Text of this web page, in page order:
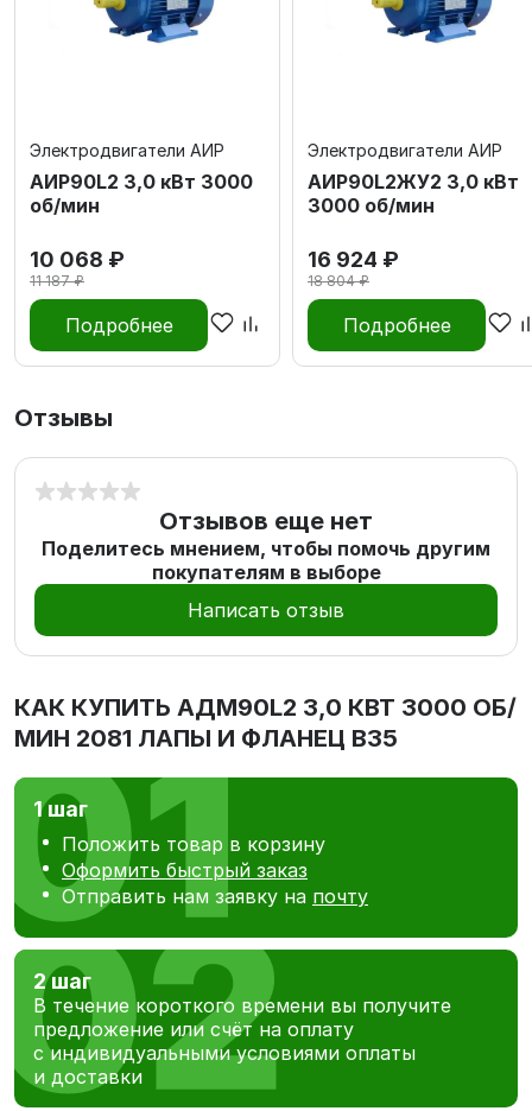
Электродвигатели АИР
АИР90L2 3,0 кВт 3000
об/мин
10 068 ₽
11 187 ₽
Подробнее
Электродвигатели АИР
АИР90L2ЖУ2 3,0 кВт
3000 об/мин
16 924 ₽
18 804 ₽
Подробнее
Отзывы
Отзывов еще нет
Поделитесь мнением, чтобы помочь другим
покупателям в выборе
Написать отзыв
КАК КУПИТЬ АДМ90L2 3,0 КВТ 3000 ОБ/
МИН 2081 ЛАПЫ И ФЛАНЕЦ В35
1 шаг
Положить товар в корзину
Оформить быстрый заказ
Отправить нам заявку на почту
2 шаг
В течение короткого времени вы получите
предложение или счёт на оплату
с индивидуальными условиями оплаты
и доставки